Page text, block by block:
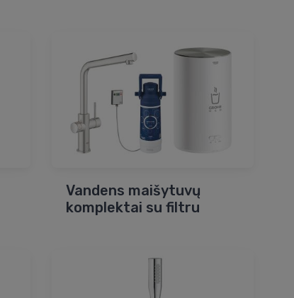
Vandens maišytuvų
komplektai su filtru